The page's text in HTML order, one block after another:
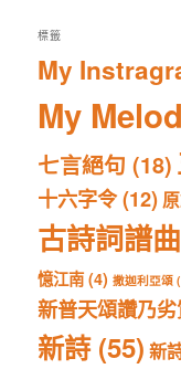
標籤
My
My
七言絕句 (18)
十六字令(12)
古詩詞譜曲
憶江南(4) 撒迦利亞頌
新普天頌讚乃
新詩(55) 新